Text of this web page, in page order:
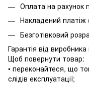
Оплата на рахунок
Накладений
Безготівковий
Гарантія від виробника
Щоб повернути товар:
• переконайтеся, що
слідів експлуатації;